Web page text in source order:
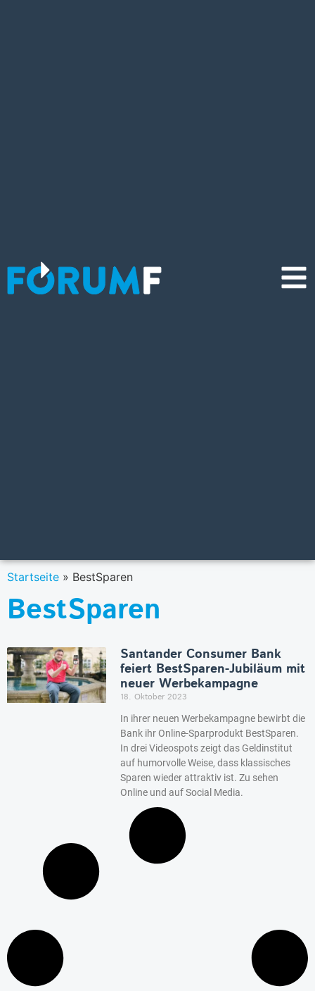
Startseite » BestSparen
BestSparen
Santander Consumer Bank
feiert BestSparen-Jubiläum mit
neuer Werbekampagne
18. Oktober 2023
In ihrer neuen Werbekampagne bewirbt die
Bank ihr Online-Sparprodukt BestSparen.
In drei Videospots zeigt das Geldinstitut
auf humorvolle Weise, dass klassisches
Sparen wieder attraktiv ist. Zu sehen
Online und auf Social Media.